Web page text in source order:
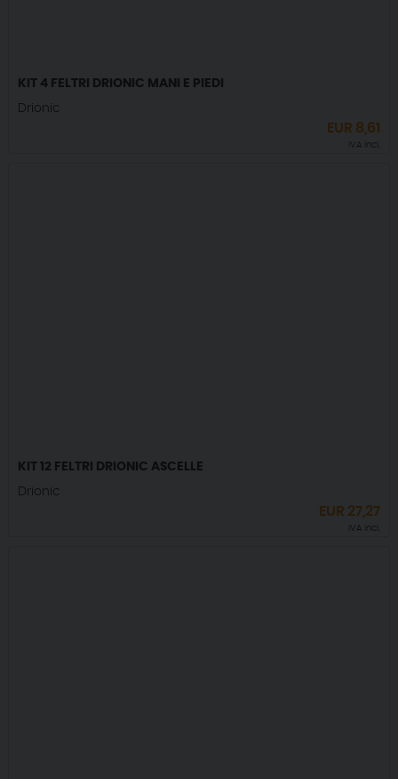
KIT 4 FELTRI DRIONIC MANI E PIEDI
Drionic
EUR 8,61
IVA incl.
KIT 12 FELTRI DRIONIC ASCELLE
Drionic
EUR 27,27
IVA incl.